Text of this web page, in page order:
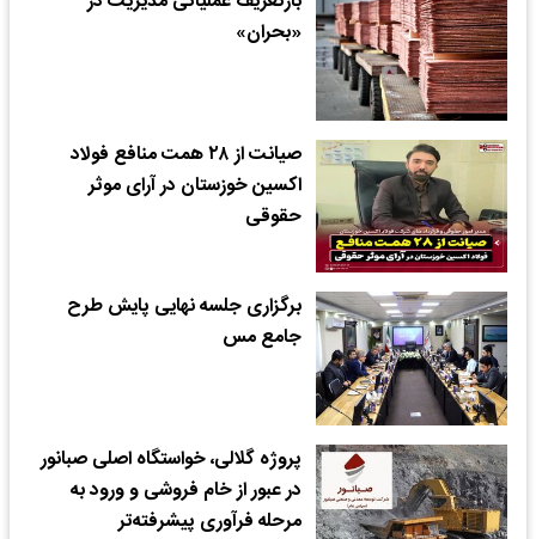
«بحران»
صیانت از ۲۸ همت منافع فولاد
اکسین خوزستان در آرای موثر
حقوقی
برگزاری جلسه نهایی پایش طرح
جامع مس
پروژه گلالی، خواستگاه اصلی صبانور
در عبور از خام فروشی و ورود به
مرحله فرآوری پیشرفته‌تر